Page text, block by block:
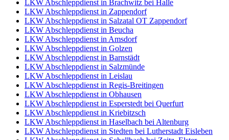
LKW Abschleppdienst in Brachwitz bei Halle
LKW Abschleppdienst in Zappendorf
LKW Abschleppdienst in Salzatal OT Zappendorf
LKW Abschleppdienst in Beucha
LKW Abschleppdienst in Amsdorf
LKW Abschleppdienst in Golzen
LKW Abschleppdienst in Barnstädt
LKW Abschleppdienst in Salzmünde
LKW Abschleppdienst in Leislau
LKW Abschleppdienst in Regis-Breitingen
LKW Abschleppdienst in Obhausen
LKW Abschleppdienst in Esperstedt bei Querfurt
LKW Abschleppdienst in Kriebitzsch
LKW Abschleppdienst in Haselbach bei Altenburg
LKW Abschleppdienst in Stedten bei Lutherstadt Eisleben